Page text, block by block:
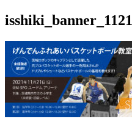
isshiki_banner_1121